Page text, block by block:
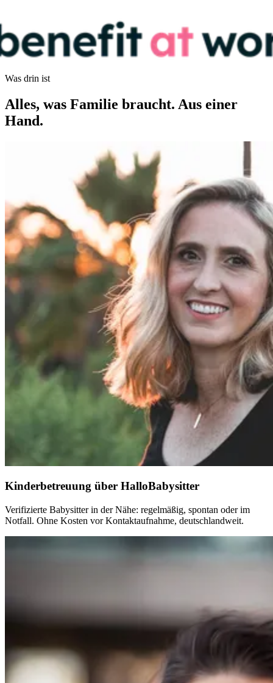
Was drin ist
Alles, was Familie braucht. Aus einer
Hand.
Kinderbetreuung über HalloBabysitter
Verifizierte Babysitter in der Nähe: regelmäßig, spontan oder im
Notfall. Ohne Kosten vor Kontaktaufnahme, deutschlandweit.